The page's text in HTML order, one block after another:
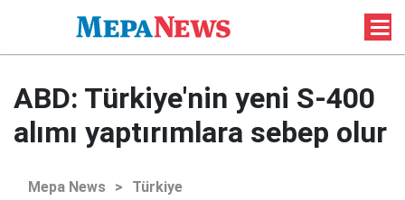
ABD: Türkiye'nin yeni S-400
alımı yaptırımlara sebep olur
Mepa News > Türkiye